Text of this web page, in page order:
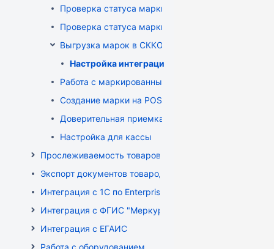
Проверка статуса марки на ТСД
Проверка статуса марки на приходе
Выгрузка марок в СККО при реализации без
Настройка интеграции с СККО
Работа с маркированным товаром на POS
Создание марки на POS
Доверительная приемка маркированного товара
Настройка для кассы
Прослеживаемость товаров
Экспорт документов товародвижения
Интеграция с 1С по EnterpriseData
Интеграция с ФГИС "Меркурий"
Интеграция с ЕГАИС
Работа с оборудованием